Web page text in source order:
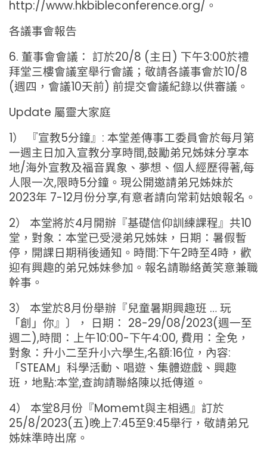
http://www.hkbibleconference.org/。
各議事會報告
6. 董事會會議： 訂於20/8 (主日) 下午3:00於禮
拜堂三樓會議室舉行會議；敬請各議事會於10/8
(週四，會議10天前) 前提交會議紀錄以供審議。
Update 屬靈大家庭
1） 『宣教5分鐘』: 本堂差傳事工委員會於每月第
一週主日加入宣教分享時間,鼓勵弟兄姊妹分享本
地/海外宣教及福音異象、夢想、個人經歷得著,每
人限一次,限時5分鐘。現公開邀請弟兄姊妹於
2023年 7-12月份分享,有意者請向常莉姑娘報名。
2） 本堂將於4月開辦『基礎信仰訓練課程』共10
堂，對象：本堂已受浸弟兄姊妹，日期：暑假暫
停，開課日期稍後通知。時間:下午2時至4時，歡
迎有興趣的弟兄姊妹參加。報名請聯絡黃笑意兼職
幹事。
3） 本堂於8月份舉辦『兒童暑期興趣班 … 玩
「創」你』〕， 日期： 28-29/08/2023(週一至
週二),時間：上午10:00-下午4:00, 費用：全免，
對象：升小二至升小六學生,名額:16位，內容:
「STEAM」科學活動、唱遊、集體遊戲、興趣
班，地點:本堂,查詢請聯絡陳以抵傳道。
4） 本堂8月份『Momemt與主相遇』訂於
25/8/2023(五)晚上7:45至9:45舉行，敬請弟兄
姊妹準時出席。